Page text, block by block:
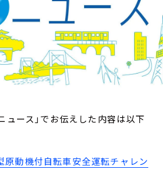
ュース」でお伝えした内容は以下
原動機付自転車安全運転チャレン